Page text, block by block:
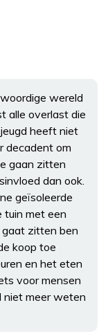
wereld
alle overlast die
heeft niet
decadent om
gaan zitten
dan ook.
geïsoleerde
tuin met een
gaat zitten ben
koop toe
en het eten
voor mensen
niet meer weten